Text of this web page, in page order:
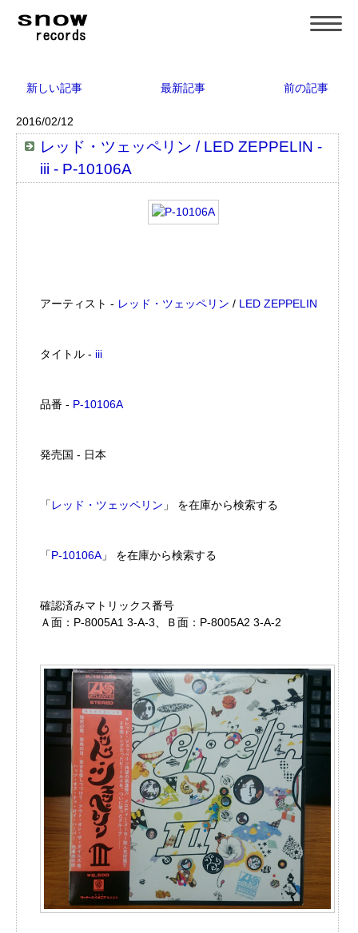
新しい記事 最新記事 前の記事
2016/02/12
レッド・ツェッペリン / LED ZEPPELIN -
iii - P-10106A
アーティスト - レッド・ツェッペリン / LED ZEPPELIN
タイトル - iii
品番 - P-10106A
発売国 - 日本
「 レッド・ツェッペリン 」 を在庫から検索する
「P-10106A 」 を在庫から検索する
確認済みマトリックス番号
Ａ面：P-8005A1 3-A-3、Ｂ面：P-8005A2 3-A-2